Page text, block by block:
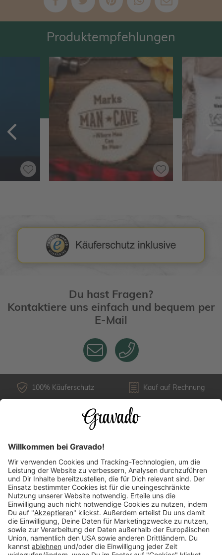
Produktempfehlungen
Zurück
Du hast Fragen?
Kontaktiere uns einfach und bequem per
E-Mail
100% Käuferschutz Kauf auf Rechnung
Über uns
Versandarten
Länderauswahl
Zahlungsarten